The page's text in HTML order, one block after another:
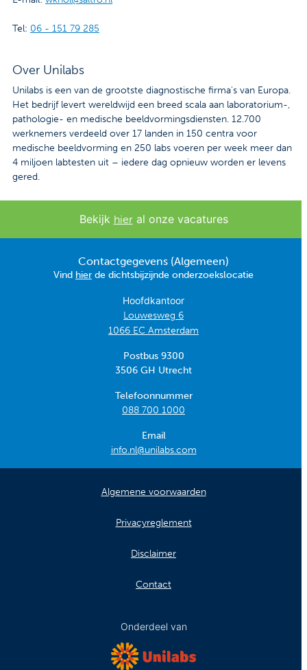
Tel: 06 - 151 79 285
Over Unilabs
Unilabs is een van de grootste diagnostische firma's van Europa.
Het bedrijf levert wereldwijd een breed scala aan laboratorium-,
pathologie- en medische beeldvormingsdiensten. 12.700
werknemers verdeeld over 17 landen in 150 centra voor
medische beeldvorming en 250 labs voeren per week meer dan
4 miljoen labtesten uit – iedere dag opnieuw worden er levens
gered.
Bekijk hieral onze vacatures
Contactgegevens (Algemeen)
Vind hier de dichtsbijzijnde onderzoekslocatie
Hoofdkantoor
Louwesweg 6
1066 EC Amsterdam
Postbus 9300
3506 GH Utrecht
Telefoonnummer
088 700 1000
Email
info.nl@unilabs.com
Algemene voorwaarden
Privacyreglement
Disclaimer
Contact
Onderdeel van